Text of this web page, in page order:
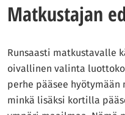
Matkustajan
Runsaasti matkustavalle
oivallinen valinta
perhe pääsee hyötymään
minkä lisäksi kortilla